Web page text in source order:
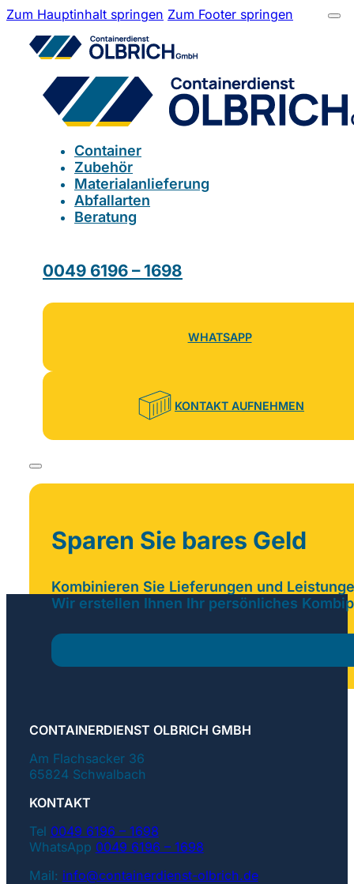
Zum Hauptinhalt springen Zum Footer springen
Container
Zubehör
Materialanlieferung
Abfallarten
Beratung
0049 6196 – 1698
WHATSAPP
KONTAKT AUFNEHMEN
Sparen Sie bares Geld
Kombinieren Sie Lieferungen und
Wir erstellen Ihnen Ihr persönliches
CONTAINERDIENST OLBRICH GMBH
Am Flachsacker 36
65824 Schwalbach
KONTAKT
Tel 0049 6196 – 1698
WhatsApp 0049 6196 – 1698
Mail: info@containerdienst-olbrich.de